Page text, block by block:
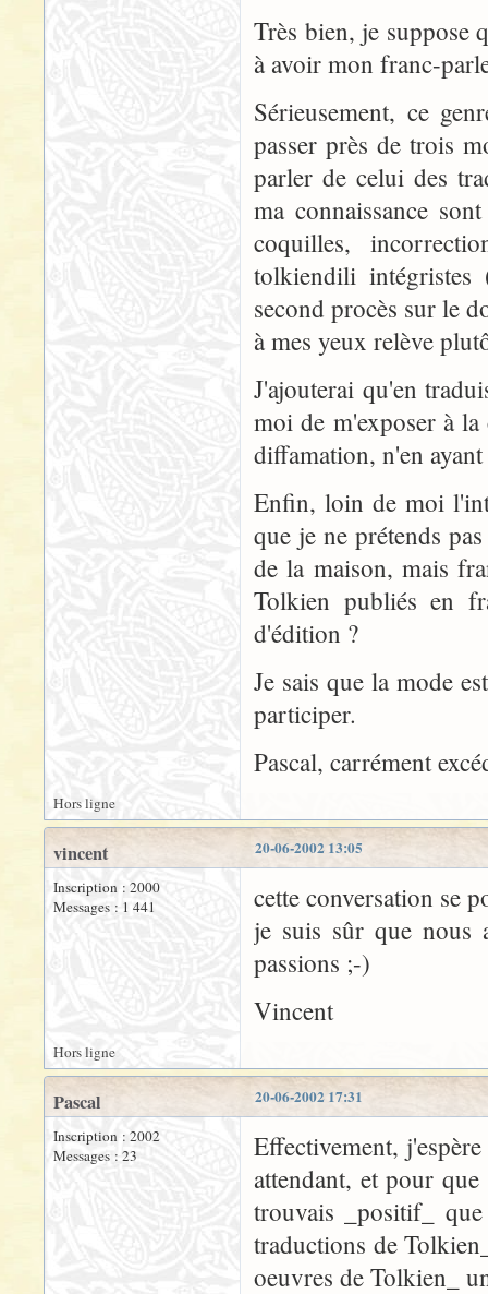
Très bien, je suppose
à avoir mon franc-
Sérieusement, ce
passer près de trois
parler de celui des
ma connaissance
coquilles,
tolkiendili
second procès sur le
à mes yeux relève
J'ajouterai qu'en
moi de m'exposer à
diffamation, n'en
Enfin, loin de moi
que je ne prétends
de la maison, mais
Tolkien publiés en
d'édition ?
Je sais que la mode
participer.
Pascal, carrément
Hors ligne
20-06-2002 13:05
vincent
Inscription : 2000
Messages : 1 441
cette conversation se
je suis sûr que nous
passions ;-)
Vincent
Hors ligne
20-06-2002 17:31
Pascal
Inscription : 2002
Messages : 23
Effectivement,
attendant, et pour
trouvais _positif_
traductions de
oeuvres de Tolkien_